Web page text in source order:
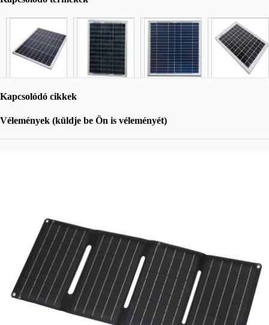
Kapcsolódó cikkek
Vélemények (küldje be Ön is véleményét)